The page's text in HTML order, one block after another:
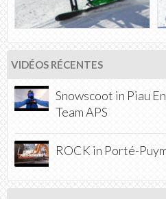
VIDÉOS RÉCENTES
Snowscoot in Piau
Team APS
ROCK in Porté-